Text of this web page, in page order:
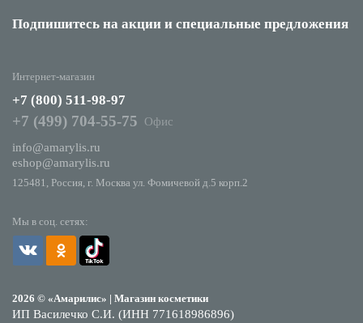
Подпишитесь на акции и специальные предложения
Мы в соц. сетях:
2026 © «Амарилис» | Магазин косметики
ИП Василечко С.И. (ИНН 771618986896)
Интернет-магазин
+7 (800) 511-98-97
+7 (499) 704-55-75
Офис
info@amarylis.ru
eshop@amarylis.ru
125481, Россия, г. Москва ул. Фомичевой д.5 корп.2